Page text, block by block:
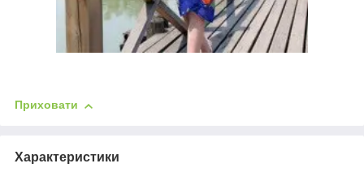
Приховати
Характеристики